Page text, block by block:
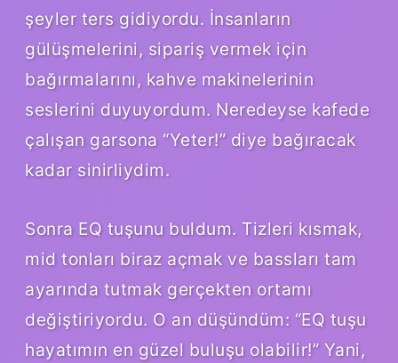
şeyler ters gidiyordu. İnsanların
gülüşmelerini, sipariş vermek için
bağırmalarını, kahve makinelerinin
seslerini duyuyordum. Neredeyse kafede
çalışan garsona “Yeter!” diye bağıracak
kadar sinirliydim.
Sonra EQ tuşunu buldum. Tizleri kısmak,
mid tonları biraz açmak ve bassları tam
ayarında tutmak gerçekten ortamı
değiştiriyordu. O an düşündüm: “EQ tuşu
hayatımın en güzel buluşu olabilir!” Yani,